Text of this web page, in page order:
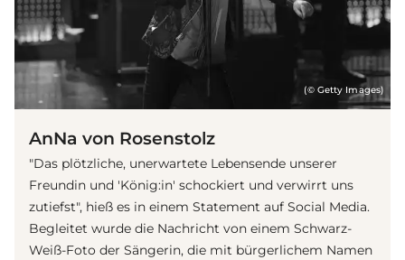
(© Getty Images)
AnNa von Rosenstolz
"Das plötzliche, unerwartete Lebensende unserer
Freundin und 'König:in' schockiert und verwirrt uns
zutiefst", hieß es in einem Statement auf Social Media.
Begleitet wurde die Nachricht von einem Schwarz-
Weiß-Foto der Sängerin, die mit bürgerlichem Namen